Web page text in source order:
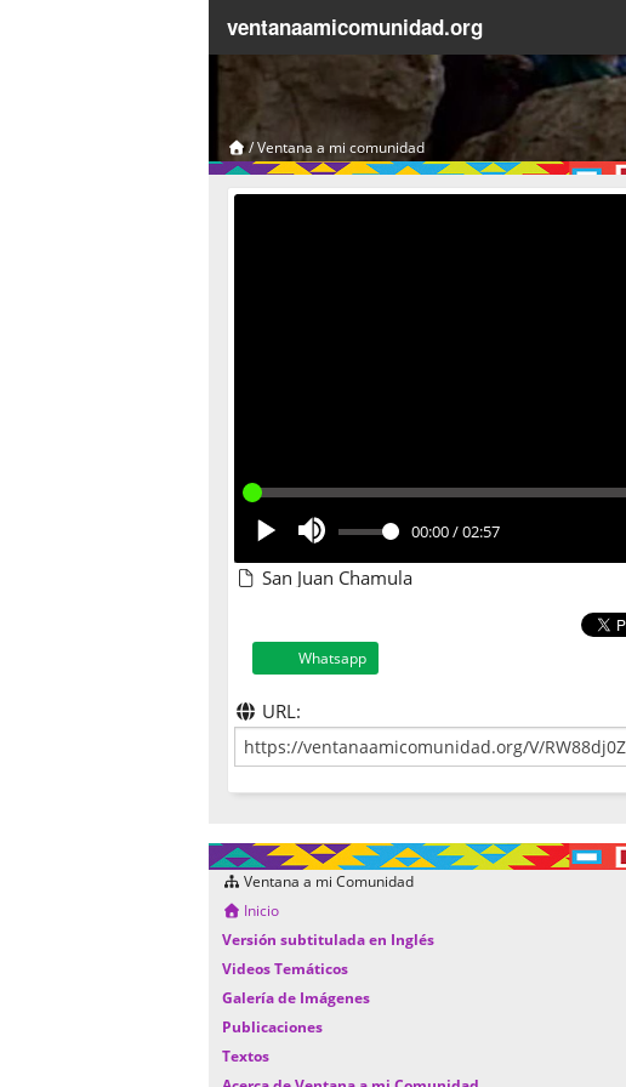
ventanaamicomunidad.org
/Ventana a mi comunidad
00:00/02:57
San Juan Chamula
Whatsapp
URL:
Ventana a mi Comunidad
Inicio
Versión subtitulada en Inglés
Videos Temáticos
Galería de Imágenes
Publicaciones
Textos